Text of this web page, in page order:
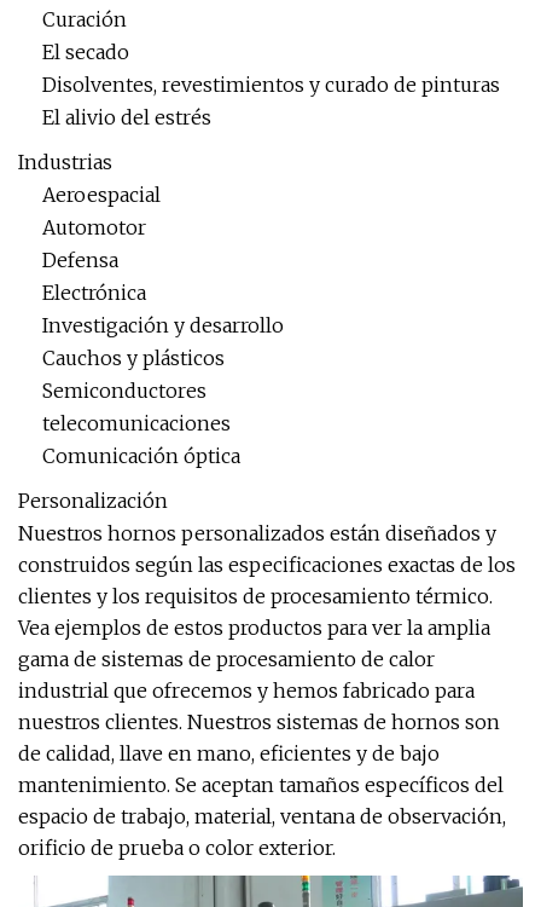
Curación
El secado
Disolventes, revestimientos y curado de pinturas
El alivio del estrés
Industrias
Aeroespacial
Automotor
Defensa
Electrónica
Investigación y desarrollo
Cauchos y plásticos
Semiconductores
telecomunicaciones
Comunicación óptica
Personalización
Nuestros hornos personalizados están diseñados y
construidos según las especificaciones exactas de los
clientes y los requisitos de procesamiento térmico.
Vea ejemplos de estos productos para ver la amplia
gama de sistemas de procesamiento de calor
industrial que ofrecemos y hemos fabricado para
nuestros clientes. Nuestros sistemas de hornos son
de calidad, llave en mano, eficientes y de bajo
mantenimiento. Se aceptan tamaños específicos del
espacio de trabajo, material, ventana de observación,
orificio de prueba o color exterior.